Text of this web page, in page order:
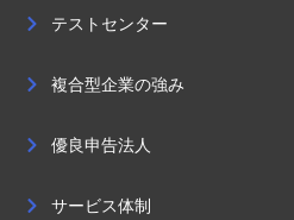
テストセンター
複合型企業の強み
優良申告法人
サービス体制